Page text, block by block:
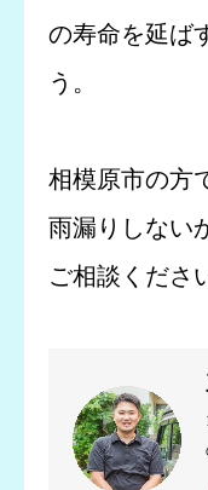
の寿命を延ば
う。
相模原市の方
雨漏りしない
ご相談くださ